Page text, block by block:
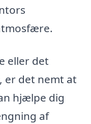
eller det
er det nemt at
hjælpe dig
af